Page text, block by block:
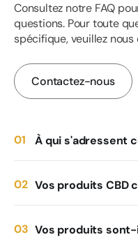
Consultez notre FAQ
questions. Pour toute
spécifique, veuillez
Contactez-nous
À qui s'adressent
Vos produits CBD
Vos produits